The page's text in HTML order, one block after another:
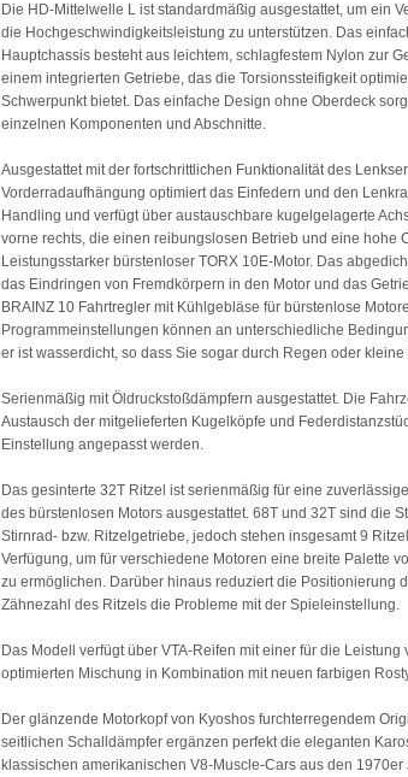
Die HD-Mittelwelle L ist standardmäßig ausgestattet, um ein
die Hochgeschwindigkeitsleistung zu unterstützen. Das
Hauptchassis besteht aus leichtem, schlagfestem Nylon zur
einem integrierten Getriebe, das die Torsionssteifigkeit
Schwerpunkt bietet. Das einfache Design ohne Oberdeck
einzelnen Komponenten und Abschnitte.
Ausgestattet mit der fortschrittlichen Funktionalität des
Vorderradaufhängung optimiert das Einfedern und den
Handling und verfügt über austauschbare kugelgelagerte
vorne rechts, die einen reibungslosen Betrieb und eine hohe
Leistungsstarker bürstenloser TORX 10E-Motor. Das
das Eindringen von Fremdkörpern in den Motor und das
BRAINZ 10 Fahrtregler mit Kühlgebläse für bürstenlose
Programmeinstellungen können an unterschiedliche
er ist wasserdicht, so dass Sie sogar durch Regen oder
Serienmäßig mit Öldruckstoßdämpfern ausgestattet. Die
Austausch der mitgelieferten Kugelköpfe und
Einstellung angepasst werden.
Das gesinterte 32T Ritzel ist serienmäßig für eine
des bürstenlosen Motors ausgestattet. 68T und 32T sind die
Stirnrad- bzw. Ritzelgetriebe, jedoch stehen insgesamt 9
Verfügung, um für verschiedene Motoren eine breite Palette
zu ermöglichen. Darüber hinaus reduziert die Positionierung
Zähnezahl des Ritzels die Probleme mit der Spieleinstellung.
Das Modell verfügt über VTA-Reifen mit einer für die Leistung
optimierten Mischung in Kombination mit neuen farbigen
Der glänzende Motorkopf von Kyoshos furchterregendem
seitlichen Schalldämpfer ergänzen perfekt die eleganten
klassischen amerikanischen V8-Muscle-Cars aus den 1970er